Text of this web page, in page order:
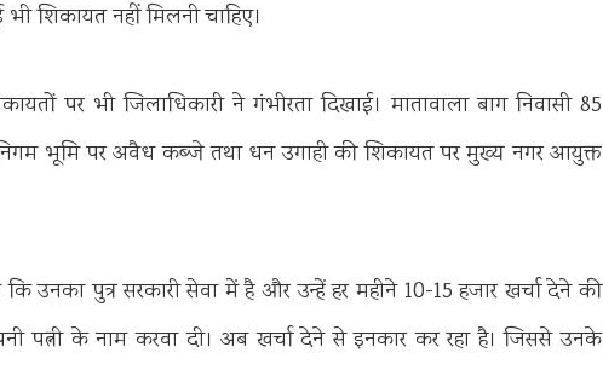
शिकायत नहीं मिलनी चाहिए।
पर भी जिलाधिकारी ने गंभीरता दिखाई। मातावाला बाग निवासी 85
निगम भूमि पर अवैध कब्जे तथा धन उगाही की शिकायत पर मुख्य नगर आयुक्त
कि उनका पुत्र सरकारी सेवा में है और उन्हें हर महीने 10-15 हजार खर्चा देने की
पत्नी के नाम करवा दी। अब खर्चा देने से इनकार कर रहा है। जिससे उनके